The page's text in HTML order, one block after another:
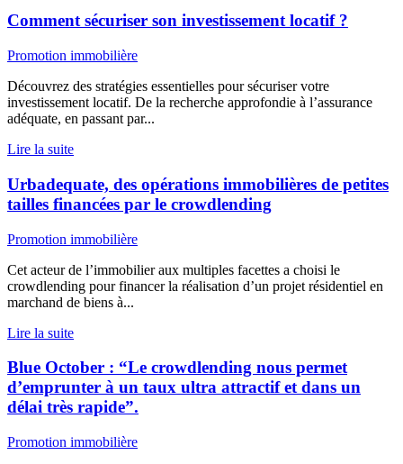
Comment sécuriser son investissement locatif ?
Promotion immobilière
Découvrez des stratégies essentielles pour sécuriser votre
investissement locatif. De la recherche approfondie à l’assurance
adéquate, en passant par...
Lire la suite
Urbadequate, des opérations immobilières de petites
tailles financées par le crowdlending
Promotion immobilière
Cet acteur de l’immobilier aux multiples facettes a choisi le
crowdlending pour financer la réalisation d’un projet résidentiel en
marchand de biens à...
Lire la suite
Blue October : “Le crowdlending nous permet
d’emprunter à un taux ultra attractif et dans un
délai très rapide”.
Promotion immobilière